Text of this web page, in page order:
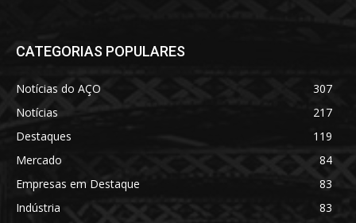
CATEGORIAS POPULARES
Notícias do AÇO
307
Notícias
217
Destaques
119
Mercado
84
Empresas em Destaque
83
Indústria
83